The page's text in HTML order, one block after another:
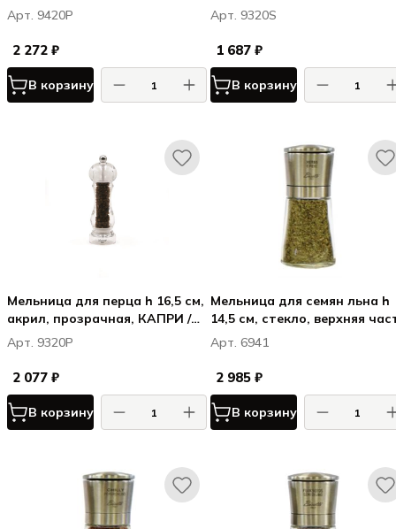
прозрачная, КАПРИ / CAPRI
Арт. 9420P
2 272 ₽
В корзину
CAPRI
Арт. 9320S
1 687 ₽
В корзину
Мельница для перца h 16,5 см,
акрил, прозрачная, КАПРИ /
CAPRI
Арт. 9320P
2 077 ₽
В корзину
Мельница для семян льна h
14,5 см, стекло, верхняя
- нерж. сталь, прозрачная,
СПЕЦИЯ / LA SPEZIA
Арт. 6941
2 985 ₽
В корзину